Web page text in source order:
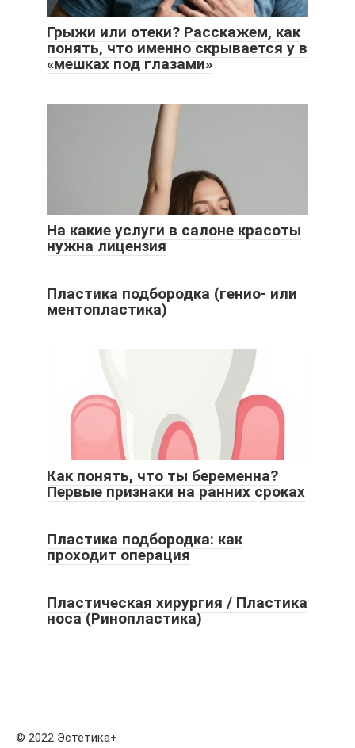
Грыжи или отеки? Расскажем, как
понять, что именно скрывается у в
«мешках под глазами»
На какие услуги в салоне красоты
нужна лицензия
Пластика подбородка (генио- или
ментопластика)
Как понять, что ты беременна?
Первые признаки на ранних сроках
Пластика подбородка: как
проходит операция
Пластическая хирургия / Пластика
носа (Ринопластика)
© 2022 Эстетика+